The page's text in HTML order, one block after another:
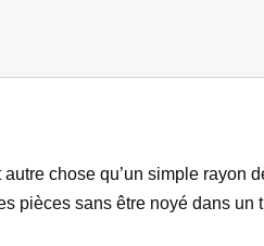
chose qu’un simple rayon
pièces sans être noyé dans un